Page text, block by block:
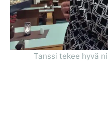
Tanssi tekee hyvä